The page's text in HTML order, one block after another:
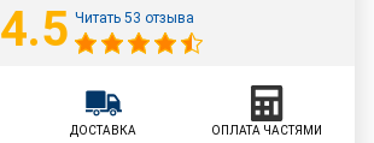
4.5 Читать 53 отзыва
ДОСТАВКА
ОПЛАТА ЧАСТЯМИ